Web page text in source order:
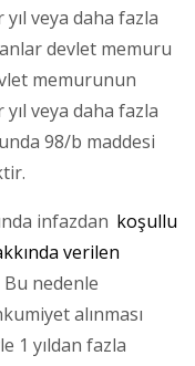
veya daha fazla
devlet memuru
memurunun
veya daha fazla
98/b maddesi
infazdan koşullu
verilen
Bu nedenle
alınması
1 yıldan fazla